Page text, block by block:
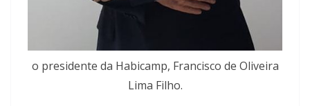
o presidente da Habicamp, Francisco de Oliveira
Lima Filho.